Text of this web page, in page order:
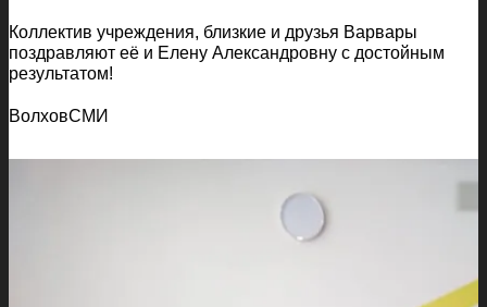
Коллектив учреждения, близкие и друзья Варвары
поздравляют её и Елену Александровну с достойным
результатом!
ВолховСМИ